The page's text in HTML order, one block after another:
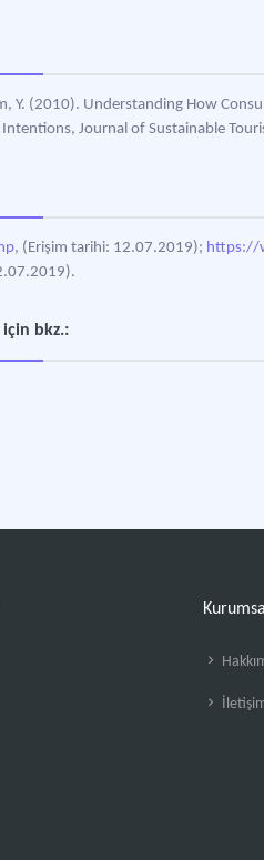
Y. (2010). Understanding How
Journal of Sustainable
(Erişim tarihi: 12.07.2019); https://
bkz.:
Kurumsal